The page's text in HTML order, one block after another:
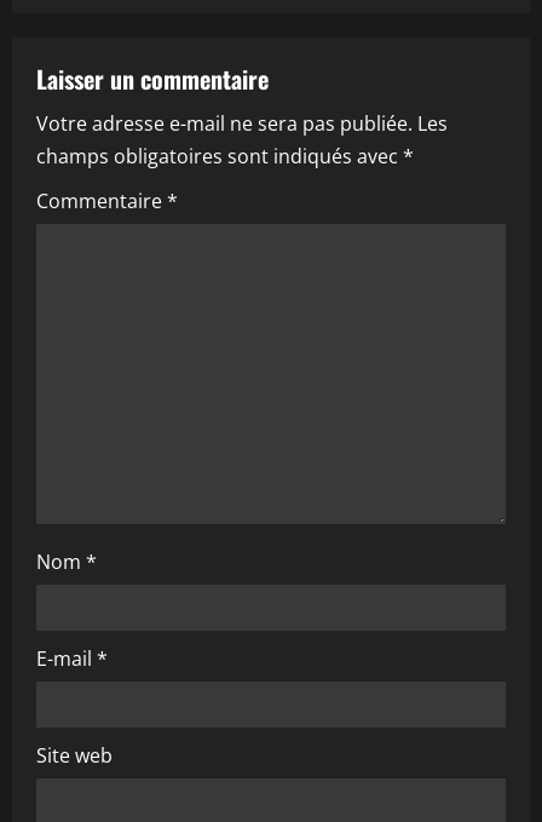
t
i
o
n
c
e
Laisser un commentaire
Votre adresse e-mail ne sera pas publiée. Les
champs obligatoires sont indiqués avec *
Commentaire*
Nom *
E-mail *
Site web